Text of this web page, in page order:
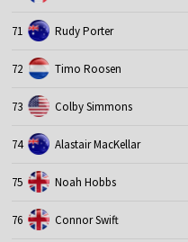
71 Rudy Porter
72 Timo Roosen
73 Colby Simmons
74 Alastair MacKellar
75 Noah Hobbs
76 Connor Swift